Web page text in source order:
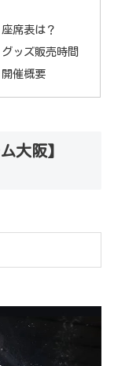
席表は？
グッズ販売時間
開催概要
大阪】